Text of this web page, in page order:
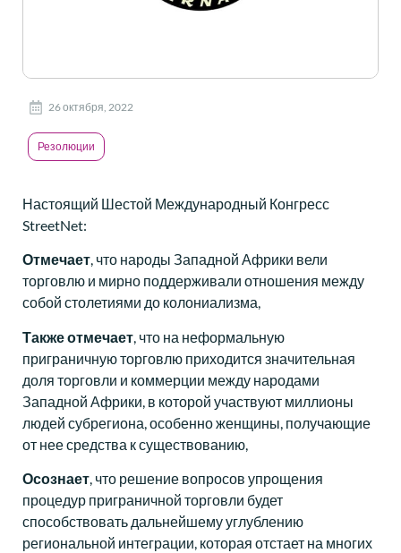
26 октября, 2022
Резолюции
Настоящий Шестой Международный Конгресс
StreetNet:
Отмечает, что народы Западной Африки вели
торговлю и мирно поддерживали отношения между
собой столетиями до колониализма,
Такжеотмечает , что на неформальную
приграничную торговлю приходится значительная
доля торговли и коммерции между народами
Западной Африки, в которой участвуют миллионы
людей субрегиона, особенно женщины, получающие
от нее средства к существованию,
Осознает, что решение вопросов упрощения
процедур приграничной торговли будет
способствовать дальнейшему углублению
региональной интеграции, которая отстает на многих